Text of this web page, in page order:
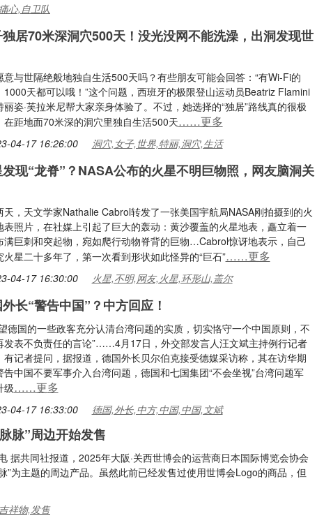
心,自卫队
居70米深洞穴500天！没光没网不能洗澡，出洞发现世
意与世隔绝般地独自生活500天吗？有些朋友可能会回答：“有Wi-Fi的
1000天都可以哦！”这个问题，西班牙的极限登山运动员Beatriz Flamini
丽姿·芙拉米尼帮大家亲身体验了。不过，她选择的“独居”路线真的很极
在距地面70米深的洞穴里独自生活500天……更多
04-17 16:26:00 洞穴,女子,世界,特丽,洞穴,生活
现“龙脊”？NASA公布的火星不明巨物照，网友脑洞关
天，天文学家Nathalie Cabrol转发了一张美国宇航局NASA刚拍摄到的火
表照片，在社媒上引起了巨大的轰动：黄沙覆盖的火星地表，矗立着一
满巨刺和突起物，宛如爬行动物脊背的巨物…Cabrol惊讶地表示，自己
火星二十多年了，第一次看到形状如此怪异的“巨石”……更多
04-17 16:30:00 火星,不明,网友,火星,环形山,盖尔
长“警告中国”？中方回应！
德国的一些政客充分认清台湾问题的实质，切实恪守一个中国原则，不
发表不负责任的言论”……4月17日，外交部发言人汪文斌主持例行记者
有记者提问，据报道，德国外长贝尔伯克接受德媒采访称，其在访华期
告中国不要军事介入台湾问题，德国和七国集团“不会坐视”台湾问题军
级……更多
04-17 16:33:00 德国,外长,中方,中国,中国,文斌
脉”周边开始发售
据共同社报道，2025年大阪·关西世博会的运营商日本国际博览会协会
”为主题的周边产品。虽然此前已经发售过使用世博会Logo的商品，但
祥物,发售